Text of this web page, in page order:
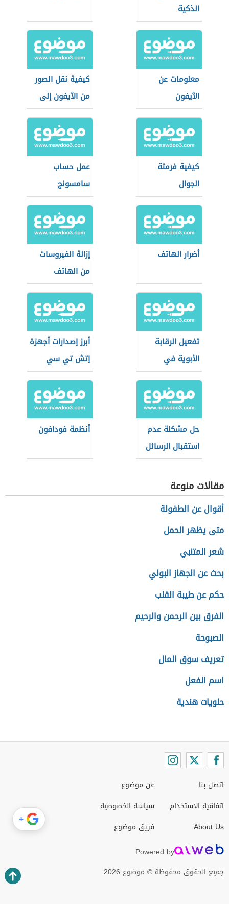
الذكية
معلومات عن
الآيفون
كيفية نقل الصور
من الآيفون إلى
الكمبيوتر
كيفية فرمتة
الجوال
عمل حساب
سامسونج
أضرار الهاتف
إزالة الفيروسات
من الهاتف
تفعيل الرقابة
الأبوية في
الآيفون
أبرز إصدارات أجهزة
إتش تي سي
لعام 2021
حل مشكلة عدم
استقبال الرسائل
النصية في
الأندرويد
أنظمة فودافون
مقالات منوعة
أقوال عن الطفولة
متى يظهر الحمل
شعر المتنبي
بحث عن الجهاز البولي
حكم عن طيبة القلب
الفرق بين الرحمن والرحيم
الصبوحة
تعريف سوق المال
اسم الفعل
حلويات هندية
اتصل بنا
اتفاقية الاستخدام
About Us
عن موضوع
سياسة الخصوصية
فريق موضوع
Powered by
جميع الحقوق محفوظة © موضوع 2026
+